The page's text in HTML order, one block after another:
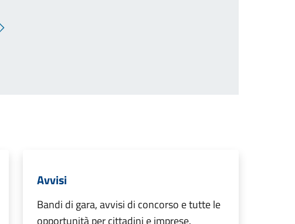
Pagina successiva
Avvisi
Bandi di gara, avvisi di concorso e tutte le
opportunità per cittadini e imprese.